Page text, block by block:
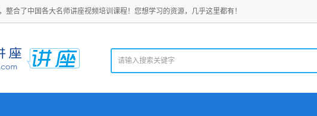
整合了中国各大名师讲座视频培训课程！您想学习的资源，几乎这里都有！